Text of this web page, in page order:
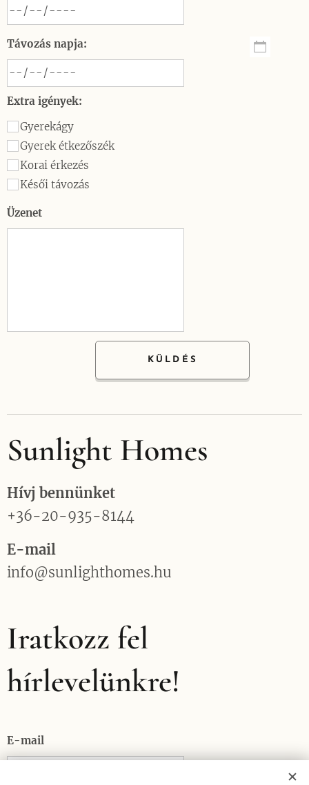
Távozás napja:
Extra igények:
Gyerekágy
Gyerek étkezőszék
Korai érkezés
Késői távozás
Üzenet
KÜLDÉS
Sunlight Homes
Hívj bennünket
+36-20-935-8144
E-mail
info@sunlighthomes.hu
Iratkozz fel
hírlevelünkre!
E-mail